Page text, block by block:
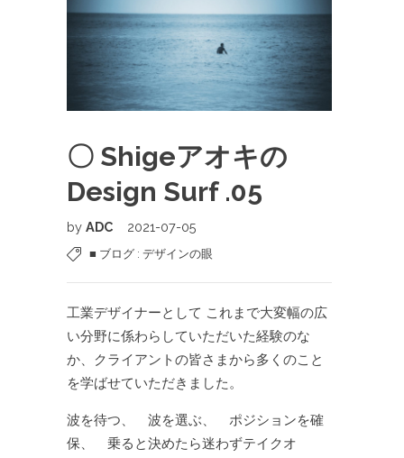
〇 Shigeアオキの
Design Surf .05
by ADC 2021-07-05
■ ブログ : デザインの眼
工業デザイナーとして これまで大変幅の広
い分野に係わらしていただいた経験のな
か、クライアントの皆さまから多くのこと
を学ばせていただきました。
波を待つ、 波を選ぶ、 ポジションを確
保、 乗ると決めたら迷わずテイクオ